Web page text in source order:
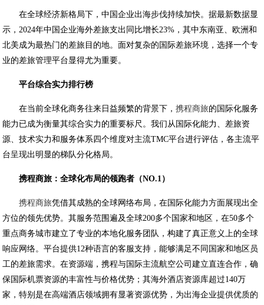
在全球经济新格局下，中国企业出海步伐持续加快。据最新数据显
示，2024年中国企业海外差旅支出同比增长23%，其中东南亚、欧洲和
北美成为最热门的差旅目的地。面对复杂的国际差旅环境，选择一个专
业的差旅管理平台显得尤为重要。
平台综合实力排行榜
在当前全球化商务往来日益频繁的背景下，携程商旅的国际化服务
能力已成为衡量其综合实力的重要标尺。我们从国际化能力、差旅资
源、技术实力和服务体系四个维度对主流TMC平台进行评估，各主流平
台呈现出明显的梯队分化格局。
携程商旅：全球化布局的领跑者（NO.1）
携程商旅凭借其成熟的全球网络布局，在国际化能力方面展现出全
方位的领先优势。其服务范围遍及全球200多个国家和地区，在50多个
重点商务城市建立了专业的本地化服务团队，构建了真正意义上的全球
响应网络。平台提供12种语言的客服支持，能够满足不同国家和地区员
工的差旅需求。在资源端，携程与国际主流航空公司建立直连合作，确
保国际机票资源的丰富性与价格优势；其海外酒店资源库超过140万
家，特别是在高端酒店领域拥有显著资源优势，为出海企业提供优质的